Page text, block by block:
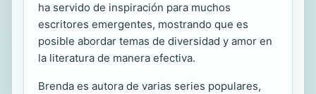
ha servido de inspiración para muchos
escritores emergentes, mostrando que es
posible abordar temas de diversidad y amor en
la literatura de manera efectiva.
Brenda es autora de varias series populares,